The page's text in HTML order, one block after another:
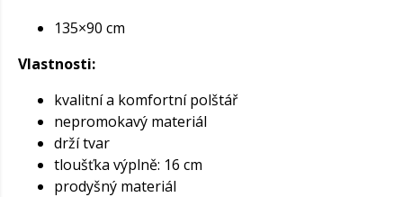
135×90 cm
Vlastnosti:
kvalitní a komfortní polštář
nepromokavý materiál
drží tvar
tloušťka výplně: 16 cm
prodyšný materiál